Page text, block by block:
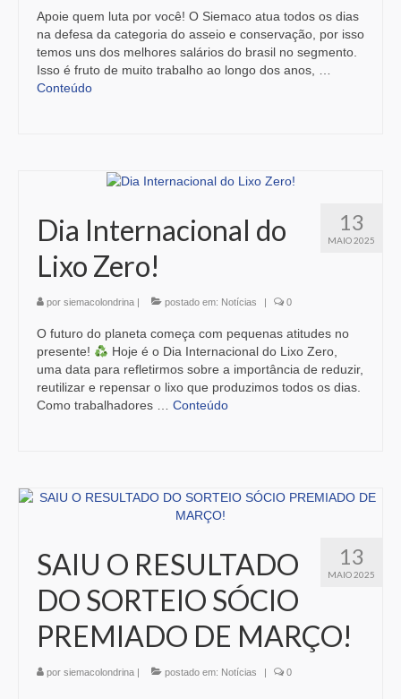
Apoie quem luta por você! O Siemaco atua todos os dias
na defesa da categoria do asseio e conservação, por isso
temos uns dos melhores salários do brasil no segmento.
Isso é fruto de muito trabalho ao longo dos anos, …
Conteúdo
13
MAIO 2025
Dia Internacional do
Lixo Zero!
por siemacolondrina postado em: Notícias 0
O futuro do planeta começa com pequenas atitudes no
presente!
Hoje é o Dia Internacional do Lixo Zero,
uma data para refletirmos sobre a importância de reduzir,
reutilizar e repensar o lixo que produzimos todos os dias.
Como trabalhadores … Conteúdo
13
MAIO 2025
SAIU O RESULTADO
DO SORTEIO SÓCIO
PREMIADO DE MARÇO!
por siemacolondrina postado em: Notícias 0